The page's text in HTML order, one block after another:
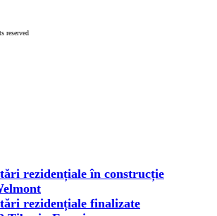
reserved
rezidențiale în construcție
rezidențiale finalizate